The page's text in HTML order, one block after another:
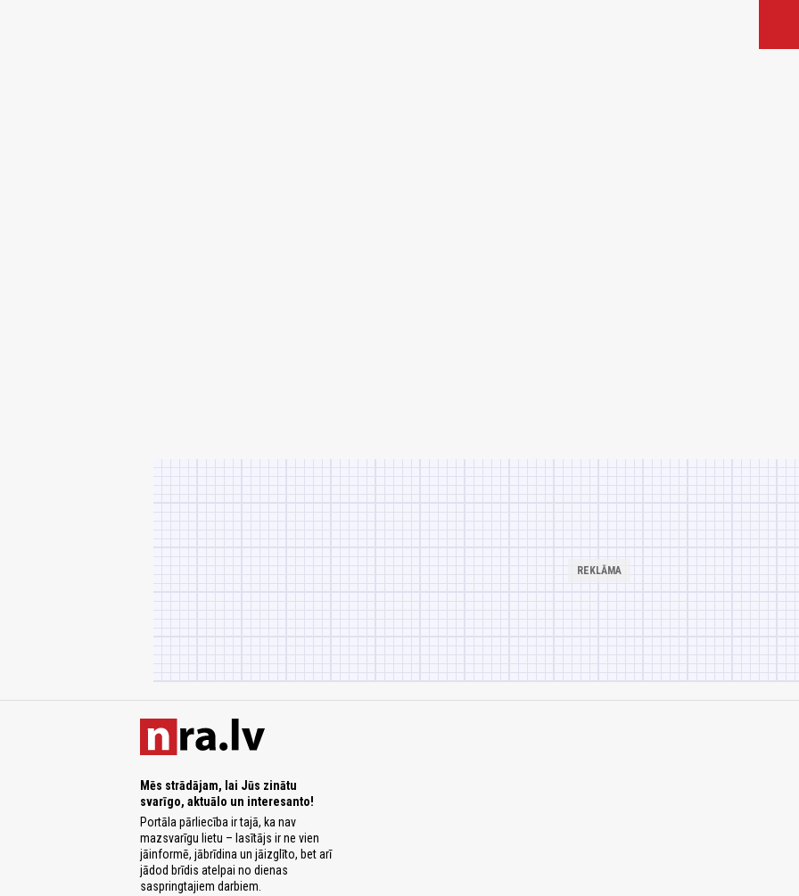
Mēs strādājam, lai Jūs zinātu
svarīgo, aktuālo un interesanto!
Portāla pārliecība ir tajā, ka nav
mazsvarīgu lietu – lasītājs ir ne vien
jāinformē, jābrīdina un jāizglīto, bet arī
jādod brīdis atelpai no dienas
saspringtajiem darbiem.